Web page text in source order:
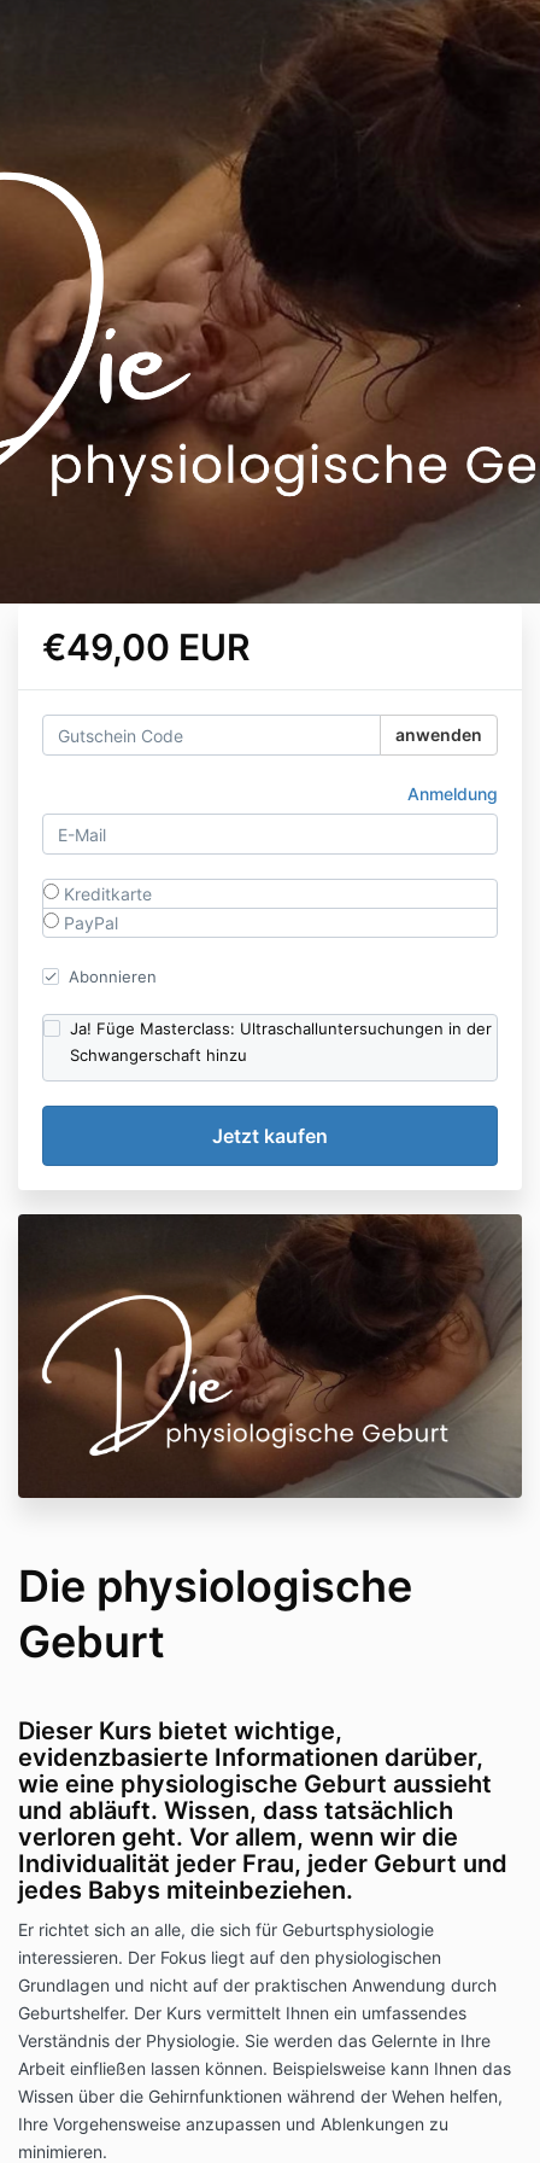
€49,00 EUR
anwenden
Anmeldung
Kreditkarte
PayPal
Abonnieren
Ja! Füge Masterclass: Ultraschalluntersuchungen in der
Schwangerschaft hinzu
Die physiologische
Geburt
Dieser Kurs bietet wichtige,
evidenzbasierte Informationen darüber,
wie eine physiologische Geburt aussieht
und abläuft. Wissen, dass tatsächlich
verloren geht. Vor allem, wenn wir die
Individualität jeder Frau, jeder Geburt und
jedes Babys miteinbeziehen.
Er richtet sich an alle, die sich für Geburtsphysiologie
interessieren. Der Fokus liegt auf den physiologischen
Grundlagen und nicht auf der praktischen Anwendung durch
Geburtshelfer. Der Kurs vermittelt Ihnen ein umfassendes
Verständnis der Physiologie. Sie werden das Gelernte in Ihre
Arbeit einfließen lassen können. Beispielsweise kann Ihnen das
Wissen über die Gehirnfunktionen während der Wehen helfen,
Ihre Vorgehensweise anzupassen und Ablenkungen zu
minimieren.